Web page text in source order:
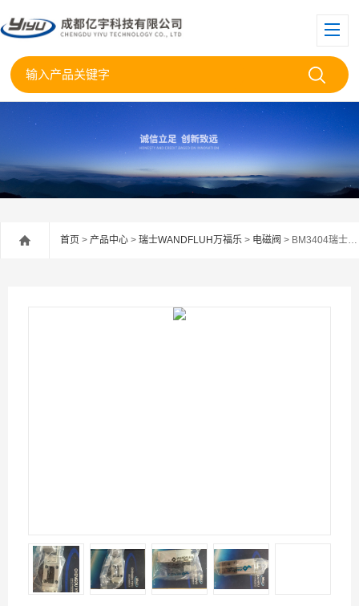
首页 > 产品中心 > 瑞士WANDFLUH万福乐 > 电磁阀 > BM3404瑞士Wandfluh万福乐无泄漏电磁阀BS3403